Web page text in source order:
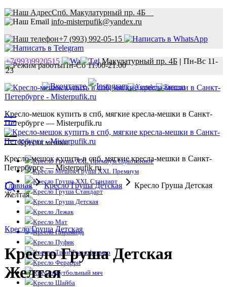
Спб. Макулатурный пр. 4Б
info-misterpufik@yandex.ru
+7 (993) 992-05-15
Пн-Сб 11.00-21.00
+7(993)9920515 | Макулатурный пр. 4Б | Пн-Вс 11-
23
Кресло-мешок купить в спб, мягкие кресла-мешки в Санкт-
Петербурге — Misterpufik.ru
Кресла мешки
Кресло Груша XXL Премиум Однотонное
Кресло Мешок Груша XXL Премиум
Кресло Груша XXL Стандарт
Кресло Груша Стандарт
Кресло Груша Детская
Кресло Лежак
Кресло Мат
Кресло Пирамида
Кресло Пуфик
Кресло Трон Трансформер
Кресло Ферарри
Кресло футбольный мяч
Кресло Шайба
Кресло-мешок купить в спб, мягкие кресла-мешки в Санкт-
Петербурге — Misterpufik.ru
Главная Кресло Груша Детская
Кресло Груша Детская
Желтая
Кресло Груша Детская
Кресло Груша Детская
Желтая